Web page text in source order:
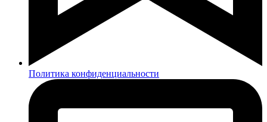
Политика конфиденциальности